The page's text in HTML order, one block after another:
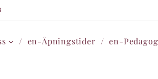
en-Åpningstider en-